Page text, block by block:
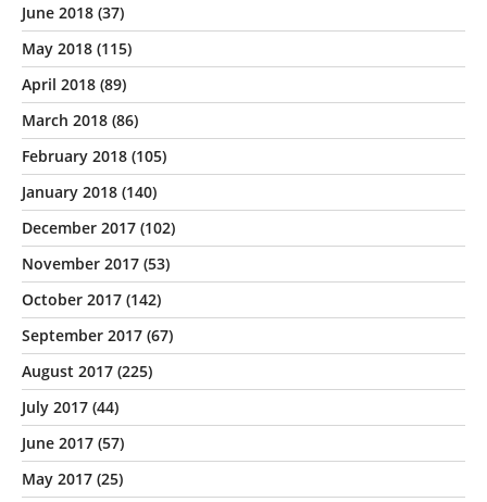
June 2018 (37)
May 2018 (115)
April 2018 (89)
March 2018 (86)
February 2018 (105)
January 2018 (140)
December 2017 (102)
November 2017 (53)
October 2017 (142)
September 2017 (67)
August 2017 (225)
July 2017 (44)
June 2017 (57)
May 2017 (25)